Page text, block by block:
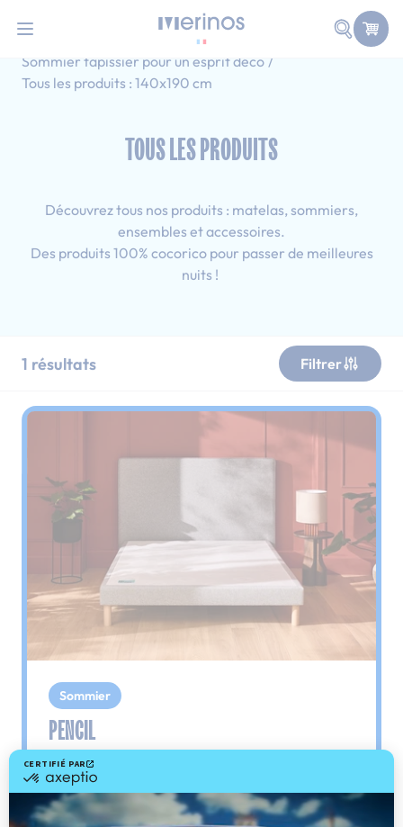
Faire
Accueil
Sommier tapissier pour un esprit déco
Tous les produits : 140x190 cm
TOUS LES PRODUITS
Découvrez tous nos produits : matelas, sommiers,
ensembles et accessoires.
Des produits 100% cocorico pour passer de meilleures
nuits !
1 résultats Filtrer
Sommier
PENCIL
Le plus : soutien morphologique
Grâce à ses 3 zones de confort, le sommier
Pencil vous assure tout son soutien. Avec les
épaules, le dos et le bassin qui reposent sur ses